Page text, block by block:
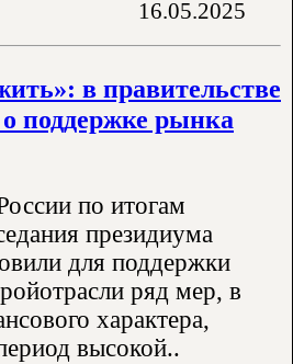
16.05.2025
в правительстве
поддержке рынка
по итогам
президиума
для поддержки
ряд мер, в
характера,
высокой..